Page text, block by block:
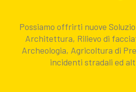
Possiamo offrirti nuove
Architettura, Rilievo di
Archeologia, Agricoltura di
incidenti stradali ed